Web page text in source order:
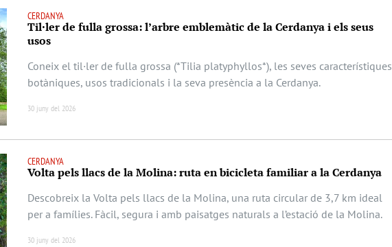
CERDANYA
Til·ler de fulla grossa: l’arbre emblemàtic de la Cerdanya i els seus
usos
Coneix el til·ler de fulla grossa (*Tilia platyphyllos*), les seves característiques
botàniques, usos tradicionals i la seva presència a la Cerdanya.
30 juny del 2026
CERDANYA
Volta pels llacs de la Molina: ruta en bicicleta familiar a la Cerdanya
Descobreix la Volta pels llacs de la Molina, una ruta circular de 3,7 km ideal
per a famílies. Fàcil, segura i amb paisatges naturals a l’estació de la Molina.
30 juny del 2026